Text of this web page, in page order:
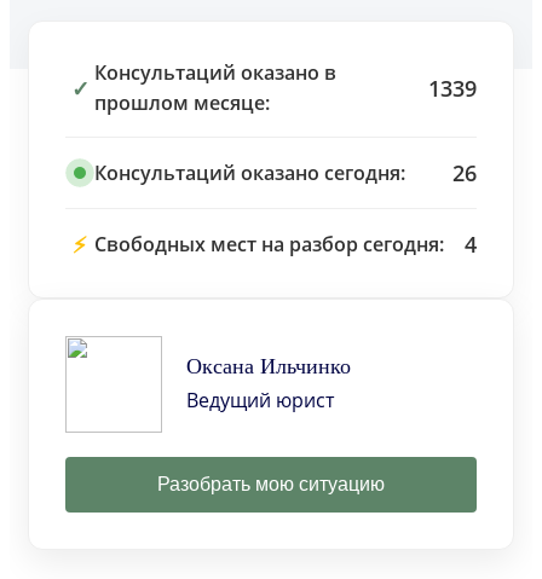
✓
Консультаций оказано в
прошлом месяце:
1339
Консультаций оказано сегодня: 26
⚡ Свободных мест на разбор сегодня: 4
Оксана Ильчинко
Ведущий юрист
Разобрать мою ситуацию